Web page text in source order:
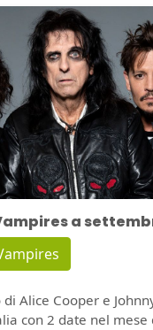
a
Alice Cooper e
con 2 date nel mese